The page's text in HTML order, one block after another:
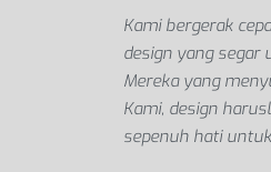
Kami bergerak
design yang segar
Mereka yang
Kami, design
sepenuh hati